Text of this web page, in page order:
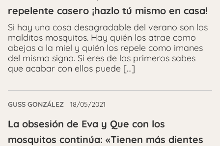
repelente casero ¡hazlo tú mismo en casa!
Si hay una cosa desagradable del verano son los
malditos mosquitos. Hay quién los atrae como
abejas a la miel y quién los repele como imanes
del mismo signo. Si eres de los primeros sabes
que acabar con ellos puede […]
GUSS GONZÁLEZ 18/05/2021
La obsesión de Eva y Que con los
mosquitos continúa: «Tienen más dientes